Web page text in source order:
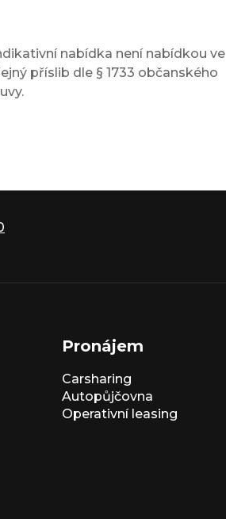
nabídka není nabídkou ve
příslib dle § 1733 občanského
Pronájem
Carsharing
Autopůjčovna
Operativní leasing